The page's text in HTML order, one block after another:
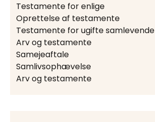
Testamente for enlige
Oprettelse af testamente
Testamente for ugifte samlevende
Arv og testamente
Samejeaftale
Samlivsophævelse
Arv og testamente